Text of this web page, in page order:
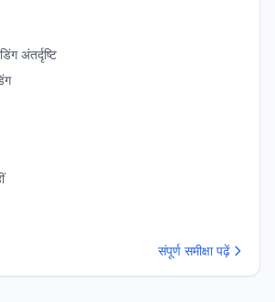
अंतर्दृष्टि
संपूर्ण समीक्षा पढ़ें